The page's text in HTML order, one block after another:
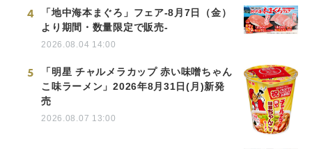
4
「地中海本まぐろ」フェア-8月7日（金）
より期間・数量限定で販売-
2026.08.04 14:00
5
「明星 チャルメラカップ 赤い味噌ちゃん
こ味ラーメン」2026年8月31日(月)新発
売
2026.08.07 13:00